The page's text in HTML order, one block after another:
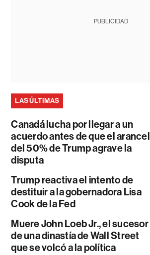
PUBLICIDAD
LAS ÚLTIMAS
Canadá lucha por llegar a un
acuerdo antes de que el arancel
del 50% de Trump agrave la
disputa
Trump reactiva el intento de
destituir a la gobernadora Lisa
Cook de la Fed
Muere John Loeb Jr., el sucesor
de una dinastía de Wall Street
que se volcó a la política